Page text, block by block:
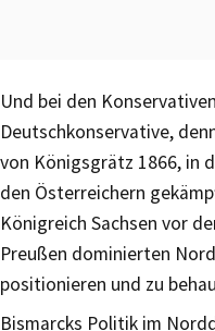
Und bei den
Deutschkonservative,
von Königsgrätz 1866, in
den Österreichern
Königreich Sachsen vor
Preußen dominierten
positionieren und zu
Bismarcks Politik im